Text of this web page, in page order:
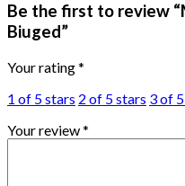
Be the first to review
Biuged”
Your rating*
1 of 5 stars 2 of 5 stars 3 of
Your review*